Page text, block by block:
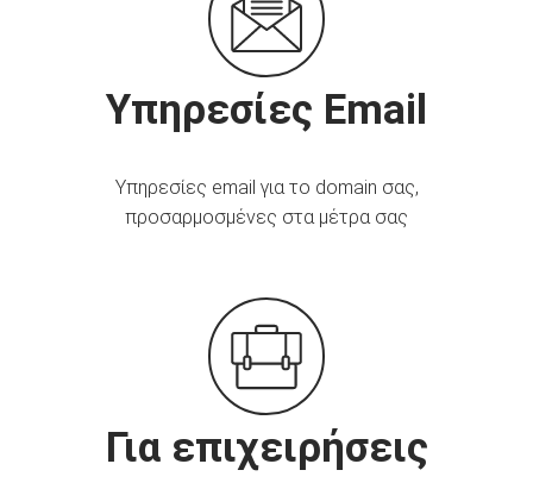
Υπηρεσίες Email
Υπηρεσίες email για το domain σας,
προσαρμοσμένες στα μέτρα σας
Για επιχειρήσεις